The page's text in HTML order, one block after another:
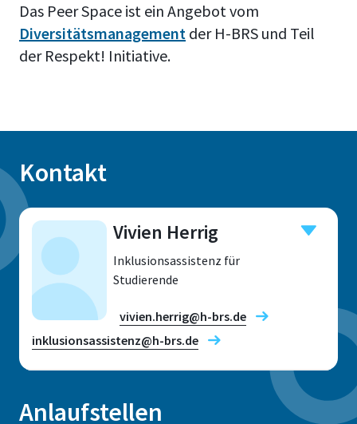
Das Peer Space ist ein Angebot vom
Diversitätsmanagement der H-BRS und Teil
der Respekt! Initiative.
Kontakt
Vivien Herrig
Inklusionsassistenz für
Studierende
vivien.herrig@h-brs.de
inklusionsassistenz@h-brs.de
Anlaufstellen